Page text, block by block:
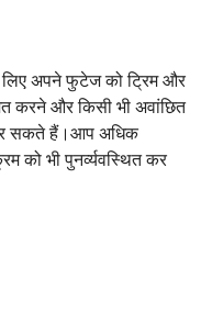
लिए अपने फुटेज को ट्रिम और
करने और किसी भी अवांछित
सकते हैं।आप अधिक
को भी पुनर्व्यवस्थित कर